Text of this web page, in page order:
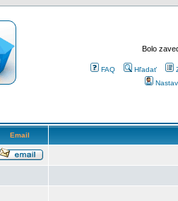
Bolo
FAQ Hľadať
Email